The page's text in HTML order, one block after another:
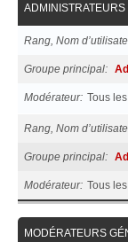
ADMINISTRATEURS
Rang, Nom
Groupe principal
Modérateur Tous
Rang, Nom
Groupe principal
Modérateur Tous
MODÉRATEURS